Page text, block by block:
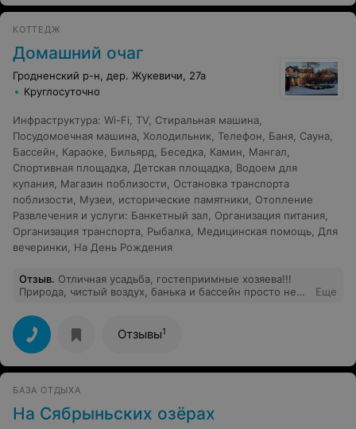
КОТТЕДЖ
Домашний очаг
Гродненский р-н, дер. Жукевичи, 27а
Круглосуточно
Инфраструктура: Wi-Fi, TV, Стиральная машина,
Посудомоечная машина, Холодильник, Телефон, Баня, Сауна,
Бассейн, Караоке, Бильярд, Беседка, Камин, Мангал,
Спортивная площадка, Детская площадка, Водоем для
купания, Магазин поблизости, Остановка транспорта
поблизости, Музеи, исторические памятники, Отопление
Развлечения и услуги: Банкетный зал, Организация питания,
Организация транспорта, Рыбалка, Медицинская помощь, Для
вечеринки, На День Рождения
Отзыв. Отличная усадьба, гостеприимные хозяева!!!
Природа, чистый воздух, банька и бассейн просто нет
раз!!!!
Еще
Отзывы1
БАЗА ОТДЫХА
На Сябрыньских озёрах